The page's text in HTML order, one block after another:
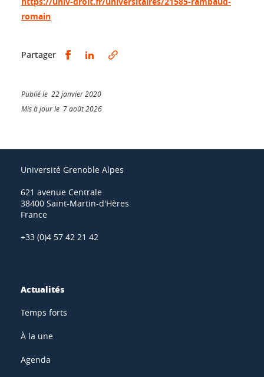
romain
Partager Partager sur Facebook
Partager sur LinkedIn
Publié le 22 janvier 2020
Mis à jour le 7 août 2026
Université Grenoble Alpes
621 avenue Centrale
38400 Saint-Martin-d'Hères
France
+33 (0)4 57 42 21 42
Actualités
Temps forts
À la une
Agenda